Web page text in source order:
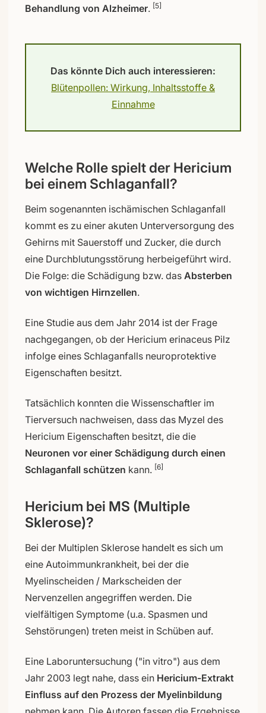
Behandlung von Alzheimer. [5]
Das könnte Dich auch interessieren:
Blütenpollen: Wirkung, Inhaltsstoffe &
Einnahme
Welche Rolle spielt der Hericium
bei einem Schlaganfall?
Beim sogenannten ischämischen Schlaganfall
kommt es zu einer akuten Unterversorgung des
Gehirns mit Sauerstoff und Zucker, die durch
eine Durchblutungsstörung herbeigeführt wird.
Die Folge: die Schädigung bzw. das Absterben
von wichtigen Hirnzellen.
Eine Studie aus dem Jahr 2014 ist der Frage
nachgegangen, ob der Hericium erinaceus Pilz
infolge eines Schlaganfalls neuroprotektive
Eigenschaften besitzt.
Tatsächlich konnten die Wissenschaftler im
Tierversuch nachweisen, dass das Myzel des
Hericium Eigenschaften besitzt, die die
Neuronen vor einer Schädigung durch einen
Schlaganfall schützen kann. [6]
Hericium bei MS (Multiple
Sklerose)?
Bei der Multiplen Sklerose handelt es sich um
eine Autoimmunkrankheit, bei der die
Myelinscheiden / Markscheiden der
Nervenzellen angegriffen werden. Die
vielfältigen Symptome (u.a. Spasmen und
Sehstörungen) treten meist in Schüben auf.
Eine Laboruntersuchung ("in vitro") aus dem
Jahr 2003 legt nahe, dass ein Hericium-Extrakt
Einfluss auf den Prozess der Myelinbildung